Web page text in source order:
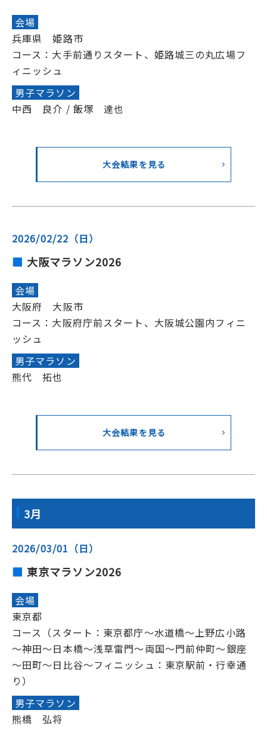
会場
兵庫県 姫路市
コース：大手前通りスタート、姫路城三の丸広場フ
ィニッシュ
男子マラソン
中西 良介 / 飯塚 達也
大会結果を見る
2026/02/22（日）
大阪マラソン2026
会場
大阪府 大阪市
コース：大阪府庁前スタート、大阪城公園内フィニ
ッシュ
男子マラソン
熊代 拓也
大会結果を見る
3月
2026/03/01（日）
東京マラソン2026
会場
東京都
コース（スタート：東京都庁～水道橋～上野広小路
～神田～日本橋～浅草雷門～両国～門前仲町～銀座
～田町～日比谷～フィニッシュ：東京駅前・行幸通
り）
男子マラソン
熊橋 弘将